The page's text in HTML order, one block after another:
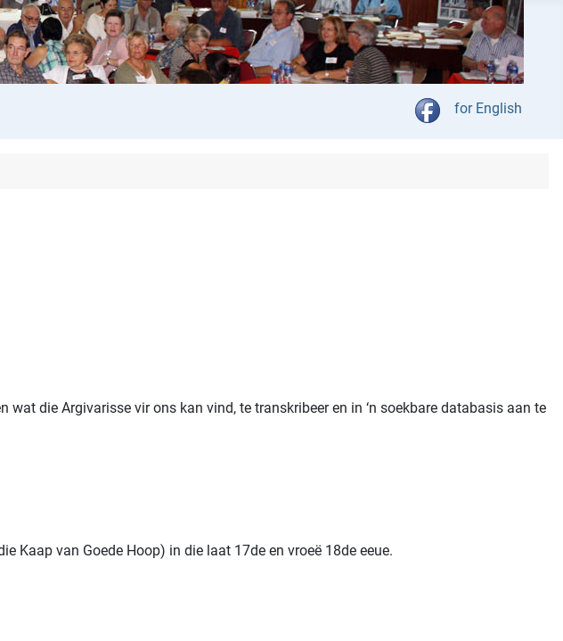
Kies jou taal
for English
die Argivarisse vir ons kan vind, te transkribeer en in ‘n soekbare databasis aan te
Kaap van Goede Hoop) in die laat 17de en vroeë 18de eeue.